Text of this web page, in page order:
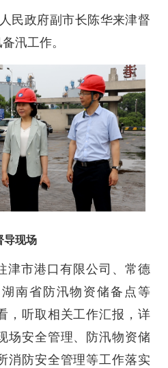
民政府副市长陈华来津督
汛工作。
导现场
津市港口有限公司、常德
南省防汛物资储备点等
，听取相关工作汇报，详
场安全管理、防汛物资储
消防安全管理等工作落实